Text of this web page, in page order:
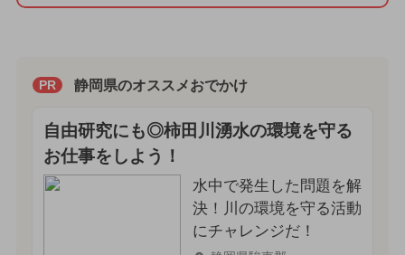
PR 静岡県のオススメおでかけ
自由研究にも◎柿田川湧水の環境を守る
お仕事をしよう！
水中で発生した問題を解
決！川の環境を守る活動
にチャレンジだ！